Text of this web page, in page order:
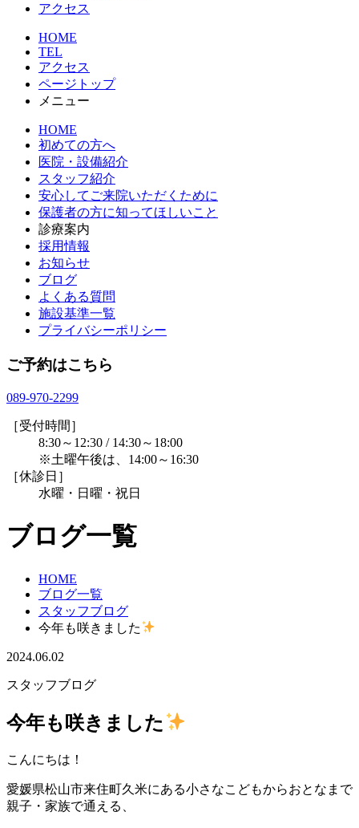
アクセス
HOME
TEL
アクセス
ページトップ
メニュー
HOME
初めての方へ
医院・設備紹介
スタッフ紹介
安心してご来院いただくために
保護者の方に知ってほしいこと
診療案内
採用情報
お知らせ
ブログ
よくある質問
施設基準一覧
プライバシーポリシー
ご予約はこちら
089-970-2299
［受付時間］
8:30～12:30 / 14:30～18:00
※土曜午後は、14:00～16:30
［休診日］
水曜・日曜・祝日
ブログ一覧
HOME
ブログ一覧
スタッフブログ
今年も咲きました
2024.06.02
スタッフブログ
今年も咲きました
こんにちは！
愛媛県松山市来住町久米にある小さなこどもからおとなまで
親子・家族で通える、